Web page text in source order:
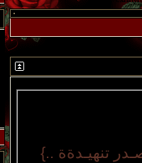
مشاركات المشاهدات
24
212682
المشاهدات
1417
1457818
تنهيـدةة ..}